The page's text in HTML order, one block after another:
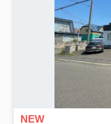
NEW